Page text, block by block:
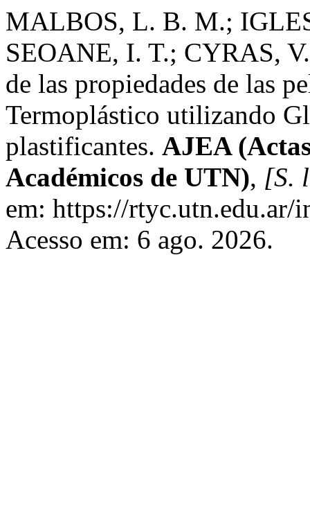
MALBOS, L. B. M.;
SEOANE, I. T.; CYRAS,
de las propiedades de las
Termoplástico utilizando
plastificantes. AJEA
Académicos de UTN), [S.
em: https://rtyc.utn.edu.ar/
Acesso em: 6 ago. 2026.